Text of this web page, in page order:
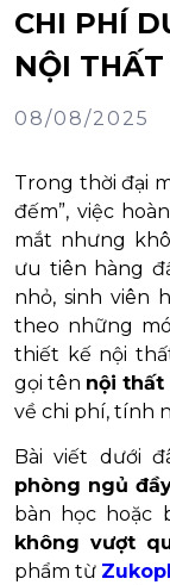
CHI PHÍ
NỘI
08/08/2025
Trong thời đại
đếm”, việc
mắt nhưng
ưu tiên hàng
nhỏ, sinh viên
theo những
thiết kế nội
gọi tên nội thất
về chi phí, tính
Bài viết dưới
phòng ngủ
bàn học hoặc
không vượt
phẩm từ